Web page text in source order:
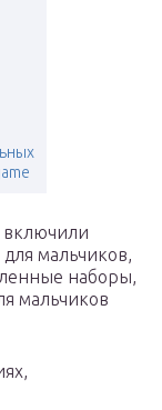
включили
мальчиков,
наборы,
мальчиков